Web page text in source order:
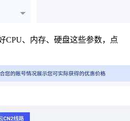
CPU、内存、硬盘这些参数，点